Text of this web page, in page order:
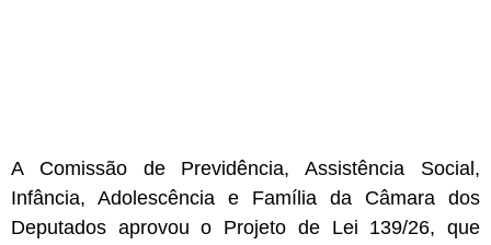
A Comissão de Previdência, Assistência Social,
Infância, Adolescência e Família da Câmara dos
Deputados aprovou o Projeto de Lei 139/26, que